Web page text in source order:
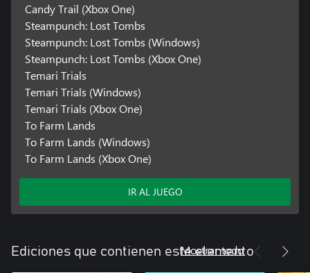
Candy Trail (Xbox One)
Steampunch: Lost Tombs
Steampunch: Lost Tombs (Windows)
Steampunch: Lost Tombs (Xbox One)
Temari Trials
Temari Trials (Windows)
Temari Trials (Xbox One)
To Farm Lands
To Farm Lands (Windows)
To Farm Lands (Xbox One)
IR AL JUEGO
Ediciones que contienen este elemento
Mostrar todo